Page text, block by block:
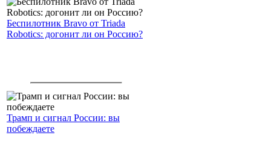
Беспилотник Bravo от Triada
Robotics: догонит ли он Россию?
Трамп и сигнал России: вы
побеждаете